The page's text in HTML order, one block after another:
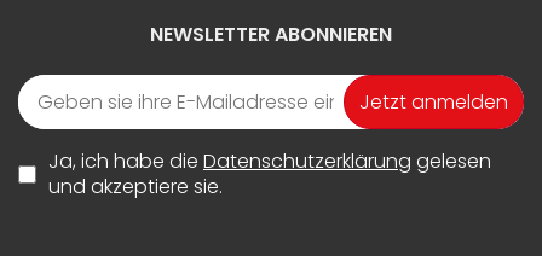
NEWSLETTER ABONNIEREN
Jetzt anmelden
Ja, ich habe die Datenschutzerklärung gelesen
und akzeptiere sie.